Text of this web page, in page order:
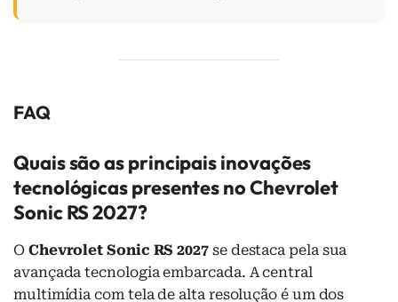
FAQ
Quais são as principais inovações
tecnológicas presentes no Chevrolet
Sonic RS 2027?
O Chevrolet Sonic RS 2027 se destaca pela sua
avançada tecnologia embarcada. A central
multimídia com tela de alta resolução é um dos